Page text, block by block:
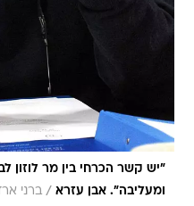
"יש קשר הכרחי בין מר לוזון
ומעליבה". אבן עזרא / ברני